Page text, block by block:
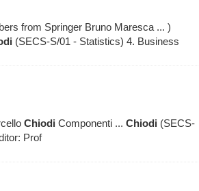
from Springer Bruno Maresca ... )
(SECS-S/01 - Statistics) 4. Business
Chiodi Componenti ... Chiodi (SECS-
Prof